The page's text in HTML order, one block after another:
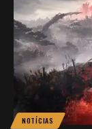
NOTÍCIAS